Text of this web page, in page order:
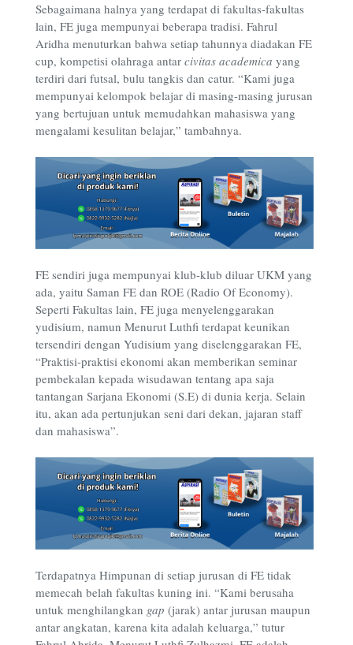
Sebagaimana halnya yang terdapat di fakultas-fakultas
lain, FE juga mempunyai beberapa tradisi. Fahrul
Aridha menuturkan bahwa setiap tahunnya diadakan FE
cup, kompetisi olahraga antar civitas academica yang
terdiri dari futsal, bulu tangkis dan catur. “Kami juga
mempunyai kelompok belajar di masing-masing jurusan
yang bertujuan untuk memudahkan mahasiswa yang
mengalami kesulitan belajar,” tambahnya.
FE sendiri juga mempunyai klub-klub diluar UKM yang
ada, yaitu Saman FE dan ROE (Radio Of Economy).
Seperti Fakultas lain, FE juga menyelenggarakan
yudisium, namun Menurut Luthfi terdapat keunikan
tersendiri dengan Yudisium yang diselenggarakan FE,
“Praktisi-praktisi ekonomi akan memberikan seminar
pembekalan kepada wisudawan tentang apa saja
tantangan Sarjana Ekonomi (S.E) di dunia kerja. Selain
itu, akan ada pertunjukan seni dari dekan, jajaran staff
dan mahasiswa”.
Terdapatnya Himpunan di setiap jurusan di FE tidak
memecah belah fakultas kuning ini. “Kami berusaha
untuk menghilangkan gap (jarak) antar jurusan maupun
antar angkatan, karena kita adalah keluarga,” tutur